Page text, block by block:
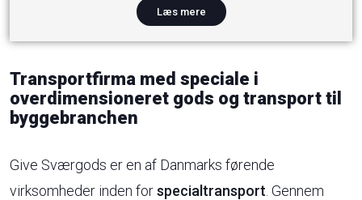
Læs mere
Transportfirma med speciale i
overdimensioneret gods og transport til
byggebranchen
Give Sværgods er en af Danmarks førende
virksomheder inden forspecialtransport . Gennem